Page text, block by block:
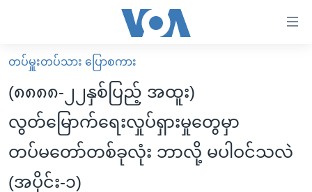
လွယ်ကူ
စေ
Link
များ
ပင်မ
မူလစာမျက်နှာ
မြန်မာ
ကမ္ဘာ့သတင်းများ
နိုင်ငံတကာ
အမေရိကန်
ဗွီဒီယို
သတင်းလွတ်လပ်ခွင့်
တပ်မှူးတပ်သား ပြောစကား
(၈၈၈၈-၂၂နှစ်ပြည့် အထူး)
လွတ်မြောက်ရေးလှုပ်ရှားမှုတွေမှာ
တပ်မတော်တစ်ခုလုံး ဘာလို့ မပါဝင်သလဲ
(အပိုင်း-၁)